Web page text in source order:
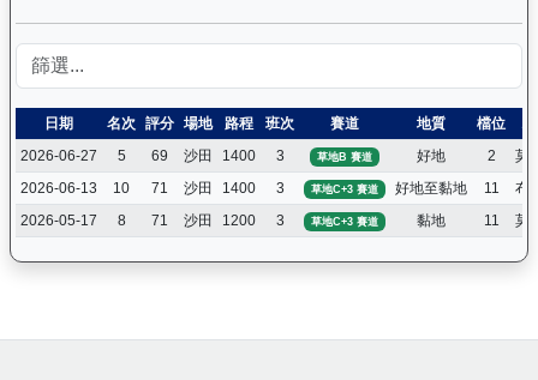
日期 名次 評分 場地 路程 班次 賽道 地質 檔位
2026-06-27
5 69 沙田 1400 3 草地B 賽道 好地 2
莫
2026-06-13
10 71 沙田 1400 3 草地C+3 賽道 好地至黏地 11
布
2026-05-17
8 71 沙田 1200 3 草地C+3 賽道 黏地 11 莫